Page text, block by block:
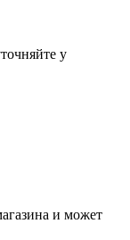
у
и может